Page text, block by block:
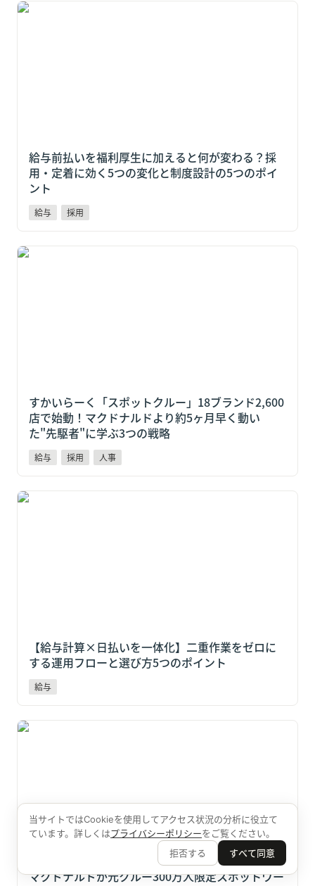
給与前払いを福利厚生に加えると何が変わる？採用・
給与前払いを福利厚生に加えると何が変わる？採
用・定着に効く5つの変化と制度設計の5つのポイ
ント
給与 採用
すかいらーく「スポットクルー」18ブランド2,600店で
すかいらーく「スポットクルー」18ブランド2,600
店で始動！マクドナルドより約5ヶ月早く動い
た"先駆者"に学ぶ3つの戦略
給与 採用 人事
【給与計算×日払いを一体化】二重作業をゼロにする
【給与計算×日払いを一体化】二重作業をゼロに
する運用フローと選び方5つのポイント
給与
マクドナルドが元クルー300万人限定スポットワーク
マクドナルドが元クルー300万人限定スポットワー
当サイトではCookieを使用してアクセス状況の分析に役立て
ています。詳しくはプライバシーポリシーをご覧ください。
拒否する
すべて同意